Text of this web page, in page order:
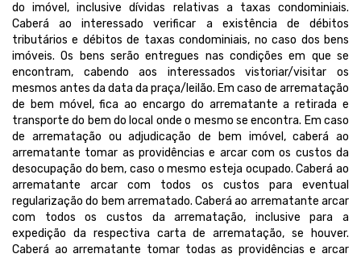
do imóvel, inclusive dívidas relativas a taxas condominiais.
Caberá ao interessado verificar a existência de débitos
tributários e débitos de taxas condominiais, no caso dos bens
imóveis. Os bens serão entregues nas condições em que se
encontram, cabendo aos interessados vistoriar/visitar os
mesmos antes da data da praça/leilão. Em caso de arrematação
de bem móvel, fica ao encargo do arrematante a retirada e
transporte do bem do local onde o mesmo se encontra. Em caso
de arrematação ou adjudicação de bem imóvel, caberá ao
arrematante tomar as providências e arcar com os custos da
desocupação do bem, caso o mesmo esteja ocupado. Caberá ao
arrematante arcar com todos os custos para eventual
regularização do bem arrematado. Caberá ao arrematante arcar
com todos os custos da arrematação, inclusive para a
expedição da respectiva carta de arrematação, se houver.
Caberá ao arrematante tomar todas as providências e arcar